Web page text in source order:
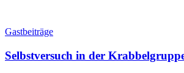
Gastbeiträge
Selbstversuch in der